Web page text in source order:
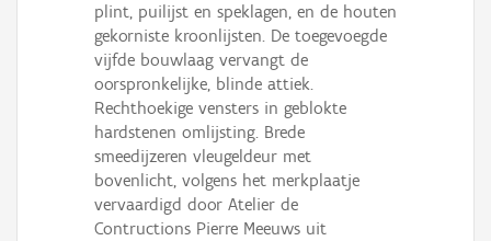
plint, puilijst en speklagen, en de houten
gekorniste kroonlijsten. De toegevoegde
vijfde bouwlaag vervangt de
oorspronkelijke, blinde attiek.
Rechthoekige vensters in geblokte
hardstenen omlijsting. Brede
smeedijzeren vleugeldeur met
bovenlicht, volgens het merkplaatje
vervaardigd door Atelier de
Contructions Pierre Meeuws uit